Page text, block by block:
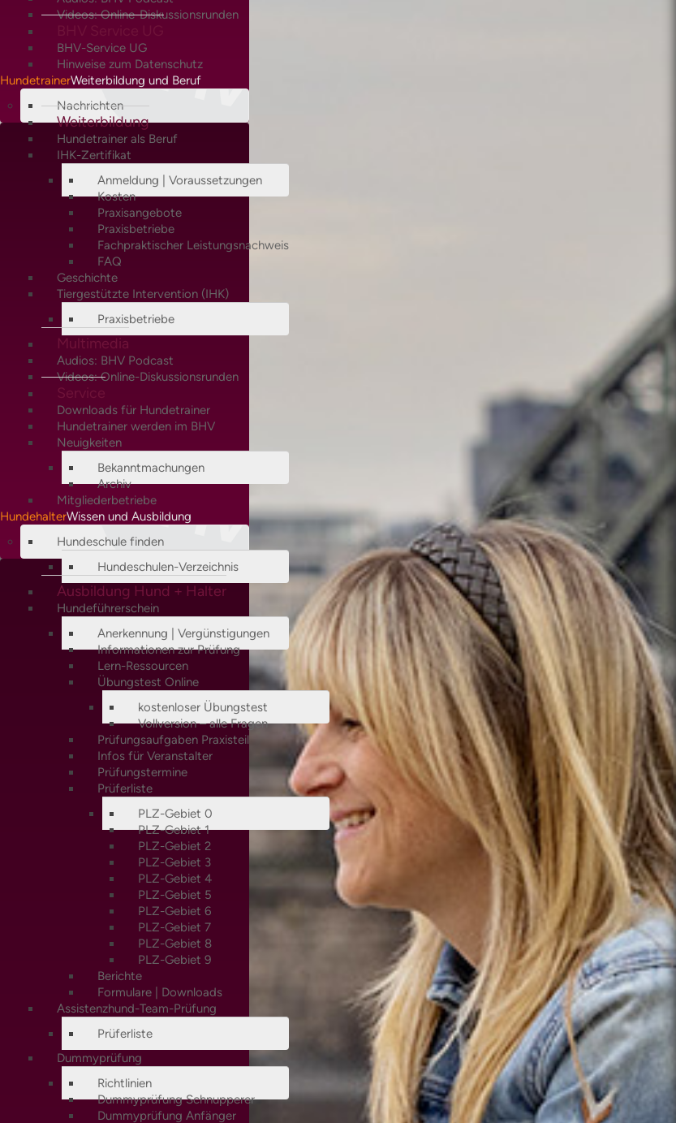
Videos: Online-Diskussionsrunden
BHV-Service UG
Hinweise zum Datenschutz
HundetrainerWeiterbildung und Beruf
Nachrichten
Weiterbildung
Hundetrainer als Beruf
IHK-Zertifikat
Anmeldung | Voraussetzungen
Kosten
Praxisangebote
Praxisbetriebe
Fachpraktischer Leistungsnachweis
FAQ
Geschichte
Tiergestützte Intervention (IHK)
Praxisbetriebe
Multimedia
Audios: BHV Podcast
Videos: Online-Diskussionsrunden
Service
Downloads für Hundetrainer
Hundetrainer werden im BHV
Neuigkeiten
Bekanntmachungen
Archiv
Mitgliederbetriebe
HundehalterWissen und Ausbildung
Hundeschule finden
Hundeschulen-Verzeichnis
Ausbildung Hund + Halter
Hundeführerschein
Anerkennung | Vergünstigungen
Informationen zur Prüfung
Lern-Ressourcen
Übungstest Online
kostenloser Übungstest
Vollversion – alle Fragen
Prüfungsaufgaben Praxisteil
Infos für Veranstalter
Prüfungstermine
Prüferliste
PLZ-Gebiet 0
PLZ-Gebiet 1
PLZ-Gebiet 2
PLZ-Gebiet 3
PLZ-Gebiet 4
PLZ-Gebiet 5
PLZ-Gebiet 6
PLZ-Gebiet 7
PLZ-Gebiet 8
PLZ-Gebiet 9
Berichte
Formulare | Downloads
Assistenzhund-Team-Prüfung
Prüferliste
Dummyprüfung
Richtlinien
Dummyprüfung Schnupperer
Dummyprüfung Anfänger